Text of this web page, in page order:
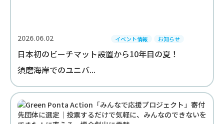
2026.06.02 イベント情報 お知らせ
日本初のビーチマット設置から10年目の夏！
須磨海岸でのユニバ...